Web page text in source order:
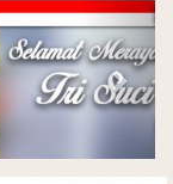
Next